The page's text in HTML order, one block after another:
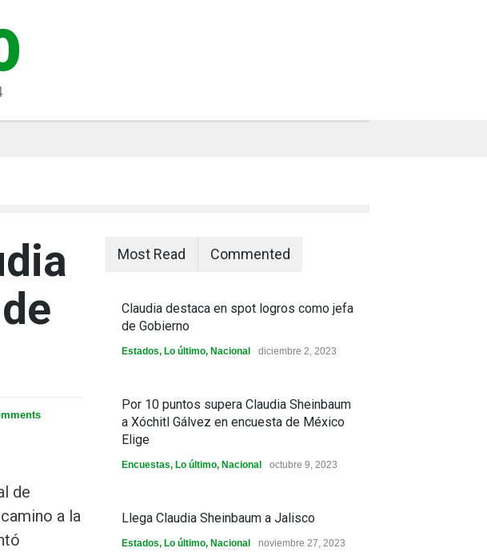
de
a la
Most Read Commented
Claudia destaca en spot logros como jefa
de Gobierno
Estados, Lo último, Nacional diciembre 2, 2023
Por 10 puntos supera Claudia Sheinbaum
a Xóchitl Gálvez en encuesta de México
Elige
Encuestas, Lo último, Nacional octubre 9, 2023
Llega Claudia Sheinbaum a Jalisco
Estados, Lo último, Nacional noviembre 27, 2023